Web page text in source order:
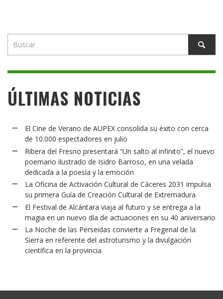
ÚLTIMAS NOTICIAS
El Cine de Verano de AUPEX consolida su éxito con cerca
de 10.000 espectadores en julio
Ribera del Fresno presentará “Un salto al infinito”, el nuevo
poemario ilustrado de Isidro Barroso, en una velada
dedicada a la poesía y la emoción
La Oficina de Activación Cultural de Cáceres 2031 impulsa
su primera Guía de Creación Cultural de Extremadura
El Festival de Alcántara viaja al futuro y se entrega a la
magia en un nuevo día de actuaciones en su 40 aniversario
La Noche de las Perseidas convierte a Fregenal de la
Sierra en referente del astroturismo y la divulgación
científica en la provincia